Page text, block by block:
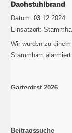
Dachstuhlbrand
Datum:03.12.2024
Einsatzort:
Wir wurden zu
Stammham
Gartenfest 2026
Beitragssuche